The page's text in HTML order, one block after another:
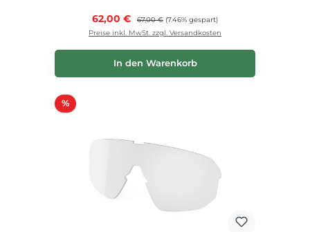
Verkaufspreis:
62,00 € Regulärer Preis:
67,00 € (7.46% gespart)
Preise inkl. MwSt. zzgl. Versandkosten
In den Warenkorb
%Rabatt